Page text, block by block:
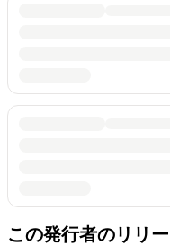
この発行者のリリ